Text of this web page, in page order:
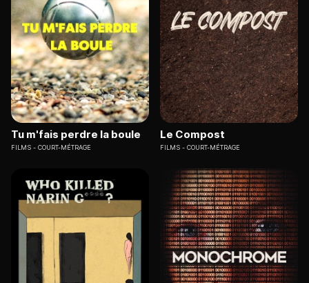
Tu m'fais perdre la boule
FILMS COURT-MÉTRAGE
Le Compost
FILMS COURT-MÉTRAGE